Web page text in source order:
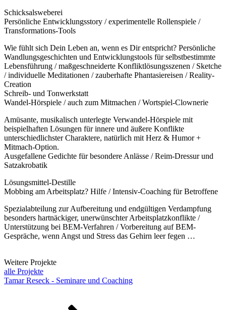
Schicksalsweberei
Persönliche Entwicklungsstory / experimentelle Rollenspiele /
Transformations-Tools
Wie fühlt sich Dein Leben an, wenn es Dir entspricht? Persönliche
Wandlungsgeschichten und Entwicklungstools für selbstbestimmte
Lebensführung / maßgeschneiderte Konfliktlösungsszenen / Sketche
/ individuelle Meditationen / zauberhafte Phantasiereisen / Reality-
Creation
Schreib- und Tonwerkstatt
Wandel-Hörspiele / auch zum Mitmachen / Wortspiel-Clownerie
Amüsante, musikalisch unterlegte Verwandel-Hörspiele mit
beispielhaften Lösungen für innere und äußere Konflikte
unterschiedlichster Charaktere, natürlich mit Herz & Humor +
Mitmach-Option.
Ausgefallene Gedichte für besondere Anlässe / Reim-Dressur und
Satzakrobatik
Lösungsmittel-Destille
Mobbing am Arbeitsplatz? Hilfe / Intensiv-Coaching für Betroffene
Spezialabteilung zur Aufbereitung und endgültigen Verdampfung
besonders hartnäckiger, unerwünschter Arbeitsplatzkonflikte /
Unterstützung bei BEM-Verfahren / Vorbereitung auf BEM-
Gespräche, wenn Angst und Stress das Gehirn leer fegen …
Weitere Projekte
alle Projekte
Tamar Reseck - Seminare und Coaching